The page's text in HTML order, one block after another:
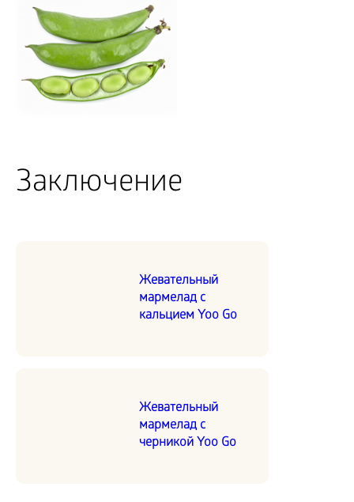
Заключение
Жевательный
мармелад с
кальцием Yoo Go
Жевательный
мармелад с
черникой Yoo Go